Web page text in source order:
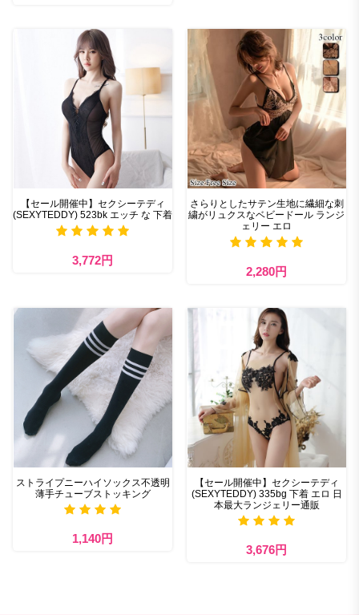
【セール開催中】セクシーテディ
(SEXYTEDDY) 523bk エッチ な 下着
3,772円
さらりとしたサテン生地に繊細な刺
繍がリュクスなベビードール ランジ
ェリー エロ
2,280円
ストライプニーハイソックス不透明
薄手チューブストッキング
1,140円
【セール開催中】セクシーテディ
(SEXYTEDDY) 335bg 下着 エロ 日
本最大ランジェリー通販
3,676円